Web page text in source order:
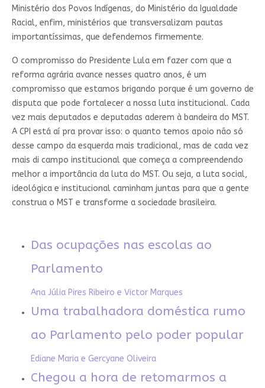
Ministério dos Povos Indígenas, do Ministério da Igualdade
Racial, enfim, ministérios que transversalizam pautas
importantíssimas, que defendemos firmemente.
O compromisso do Presidente Lula em fazer com que a
reforma agrária avance nesses quatro anos, é um
compromisso que estamos brigando porque é um governo de
disputa que pode fortalecer a nossa luta institucional. Cada
vez mais deputados e deputadas aderem à bandeira do MST.
A CPI está aí pra provar isso: o quanto temos apoio não só
desse campo da esquerda mais tradicional, mas de cada vez
mais di campo institucional que começa a compreendendo
melhor a importância da luta do MST. Ou seja, a luta social,
ideológica e institucional caminham juntas para que a gente
construa o MST e transforme a sociedade brasileira.
Das ocupações nas escolas ao
Parlamento
Ana Júlia Pires Ribeiro e Victor Marques
Uma trabalhadora doméstica rumo
ao Parlamento pelo poder popular
Ediane Maria e Gercyane Oliveira
Chegou a hora de retomarmos a